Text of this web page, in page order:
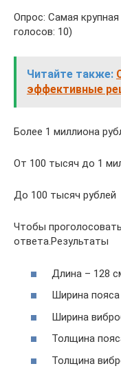
Опрос: Самая
голосов: 10)
Читайте также:
эффективные
Более 1 миллиона
От 100 тысяч до 1
До 100 тысяч рублей
Чтобы
ответа.Результаты
Длина – 128
Ширина
Ширина
Толщина
Толщина